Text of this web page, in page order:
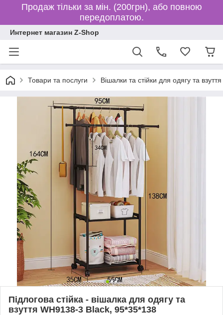
Продаж тільки за мін. (200грн), або повною
передоплатою.
Интернет магазин Z-Shop
Товари та послуги Вішалки та стійки для одягу та взуття
Підлогова стійка - вішалка для одягу та
взуття WH9138-3 Black, 95*35*138